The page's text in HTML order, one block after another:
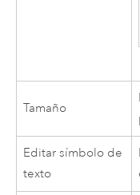
Tamaño
Editar símbolo de
texto